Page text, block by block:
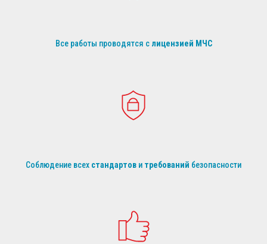
Все работы проводятся с лицензией МЧС
Соблюдение всех стандартов и требований безопасности